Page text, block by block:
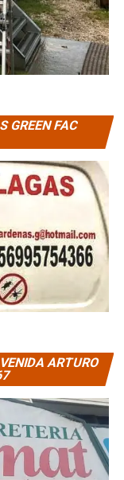
GREEN FAC
ARTURO